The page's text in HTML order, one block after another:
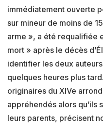
immédiatement ouverte
sur mineur de moins de
arme », a été requalifiée
mort » après le décès
identifier les deux
quelques heures plus
originaires du XIVe
appréhendés alors qu’ils
leurs parents, précisent